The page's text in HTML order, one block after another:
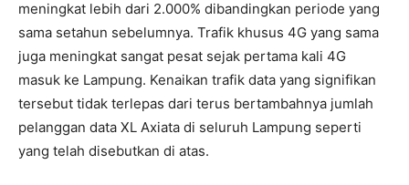
meningkat lebih dari 2.000% dibandingkan periode yang
sama setahun sebelumnya. Trafik khusus 4G yang sama
juga meningkat sangat pesat sejak pertama kali 4G
masuk ke Lampung. Kenaikan trafik data yang signifikan
tersebut tidak terlepas dari terus bertambahnya jumlah
pelanggan data XL Axiata di seluruh Lampung seperti
yang telah disebutkan di atas.